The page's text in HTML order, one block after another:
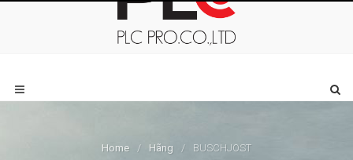
Home / Hãng / BUSCHJOST